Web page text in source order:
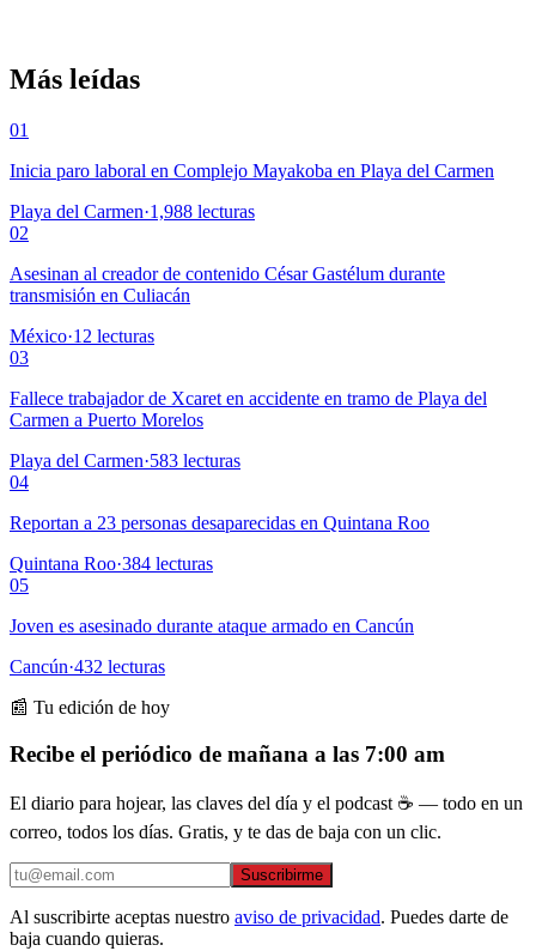
Más leídas
01
Inicia paro laboral en Complejo Mayakoba en Playa del Carmen
Playa del Carmen·1,988 lecturas
02
Asesinan al creador de contenido César Gastélum durante
transmisión en Culiacán
México·12 lecturas
03
Fallece trabajador de Xcaret en accidente en tramo de Playa del
Carmen a Puerto Morelos
Playa del Carmen·583 lecturas
04
Reportan a 23 personas desaparecidas en Quintana Roo
Quintana Roo·384 lecturas
05
Joven es asesinado durante ataque armado en Cancún
Cancún·432 lecturas
📰 Tu edición de hoy
Recibe el periódico de mañana a las 7:00 am
El diario para hojear, las claves del día y el podcast ☕ — todo en un
correo, todos los días. Gratis, y te das de baja con un clic.
Suscribirme
Al suscribirte aceptas nuestro aviso de privacidad. Puedes darte de
baja cuando quieras.